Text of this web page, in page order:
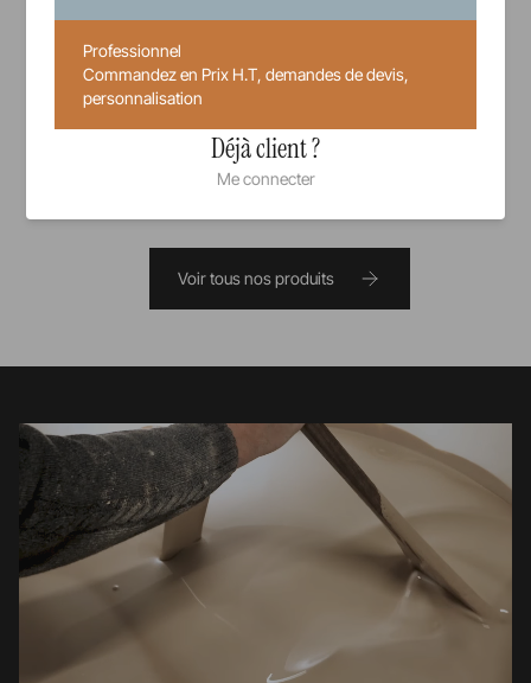
Voir tous nos produits
Professionnel
Commandez en Prix H.T, demandes de devis,
personnalisation
Déjà client ?
Me connecter